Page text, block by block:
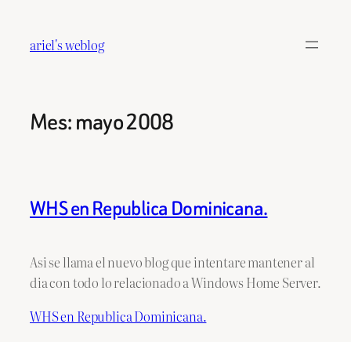
contenido
ariel's weblog
Mes:mayo 2008
WHS en Republica Dominicana.
Asi se llama el nuevo blog que intentare mantener al
dia con todo lo relacionado a Windows Home Server.
WHS en Republica Dominicana.